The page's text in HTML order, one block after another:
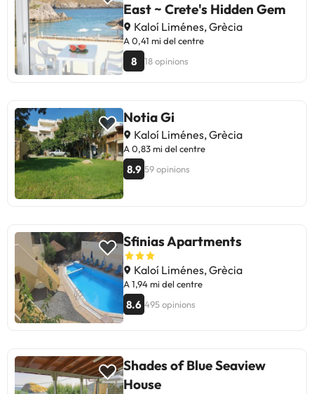
East ~ Crete's Hidden Gem
Kaloí Liménes, Grècia
A 0,41 mi del centre
8 18 opinions
Notia Gi
Kaloí Liménes, Grècia
A 0,83 mi del centre
8.9 59 opinions
Sfinias Apartments
Kaloí Liménes, Grècia
A 1,94 mi del centre
8.6 495 opinions
Shades of Blue Seaview
House